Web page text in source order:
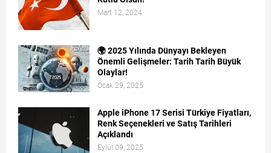
Mart 12, 2024
🌍 2025 Yılında Dünyayı Bekleyen
Önemli Gelişmeler: Tarih Tarih Büyük
Olaylar!
Ocak 29, 2025
Apple iPhone 17 Serisi Türkiye Fiyatları,
Renk Seçenekleri ve Satış Tarihleri
Açıklandı
Eylül 09, 2025